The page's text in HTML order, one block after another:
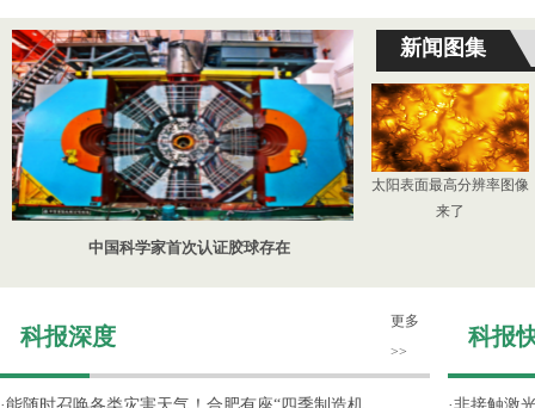
中国科学家首次认证胶球存在
新闻图集
太阳表面最高分辨率图像
来了
科报深度
更多
>>
科报